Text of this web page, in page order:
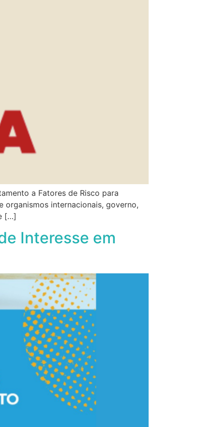
a Fatores de Risco para
organismos internacionais, governo,
[…]
Interesse em